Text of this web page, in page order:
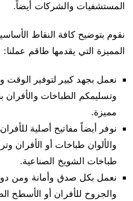
المستشفيات والشركات أيضاً.
نقوم بتوضيح كافة النقاط
المميزة التي يقدمها طاقم عملنا:
نعمل بجهد كبير لتوفير الوقت
وتسليمكم الطباخات والأفران
مميزة.
نوفر أيضاً مفاتيح أصلية
والألوان طباخات أو الأفران
طباخات الشويخ الصناعية.
نعمل بكل صدق وأمانة ومن
والجروح للأفران أو الأسطح